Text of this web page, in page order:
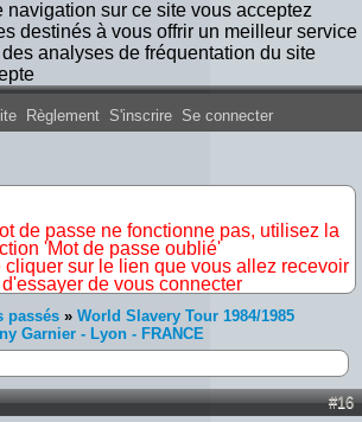
navigation sur ce site vous acceptez
destinés à vous offrir un meilleur service
analyses de fréquentation du site
Iron Maiden France
Règlement S'inscrire Se connecter
de passe ne fonctionne pas, utilisez la
'Mot de passe oublié'
sur le lien que vous allez recevoir
de vous connecter
passés » World Slavery Tour 1984/1985
Garnier - Lyon - FRANCE
#16